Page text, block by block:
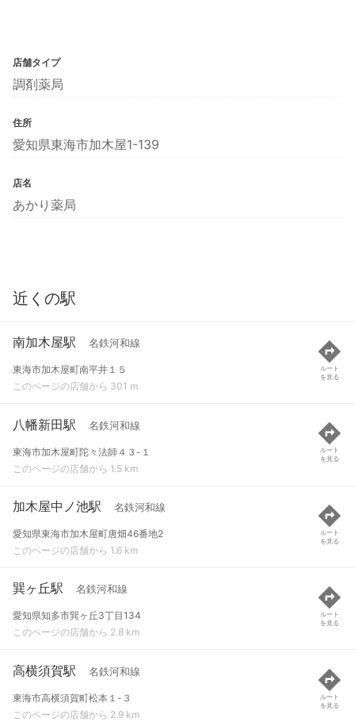
店舗タイプ
調剤薬局
住所
愛知県東海市加木屋1-139
店名
あかり薬局
近くの駅
南加木屋駅 名鉄河和線
東海市加木屋町南平井１５
このページの店舗から 301 m
ルート
を見る
八幡新田駅 名鉄河和線
東海市加木屋町陀々法師４３-１
このページの店舗から 1.5 km
ルート
を見る
加木屋中ノ池駅 名鉄河和線
愛知県東海市加木屋町唐畑46番地2
このページの店舗から 1.6 km
ルート
を見る
巽ヶ丘駅 名鉄河和線
愛知県知多市巽ヶ丘3丁目134
このページの店舗から 2.8 km
ルート
を見る
高横須賀駅 名鉄河和線
東海市高横須賀町松本１-３
このページの店舗から 2.9 km
ルート
を見る